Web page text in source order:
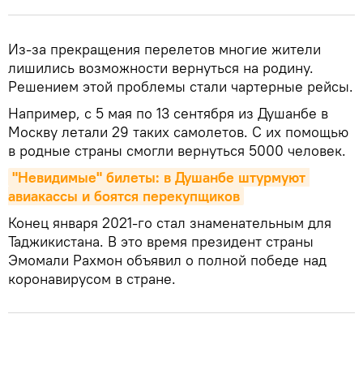
Из-за прекращения перелетов многие жители
лишились возможности вернуться на родину.
Решением этой проблемы стали чартерные рейсы.
Например, с 5 мая по 13 сентября из Душанбе в
Москву летали 29 таких самолетов. С их помощью
в родные страны смогли вернуться 5000 человек.
"Невидимые" билеты: в Душанбе штурмуют
авиакассы и боятся перекупщиков
Конец января 2021-го стал знаменательным для
Таджикистана. В это время президент страны
Эмомали Рахмон объявил о полной победе над
коронавирусом в стране.